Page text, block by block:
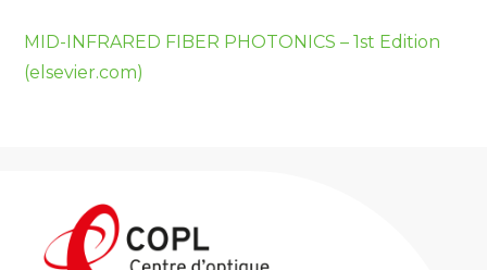
MID-INFRARED FIBER PHOTONICS – 1st Edition
(elsevier.com)